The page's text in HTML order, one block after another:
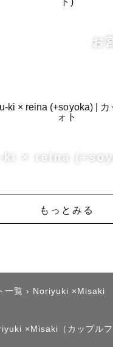
お
ki × reina
もっとみる
一覧 › Noriyuki ×Misaki
×Misaki（カップルフ